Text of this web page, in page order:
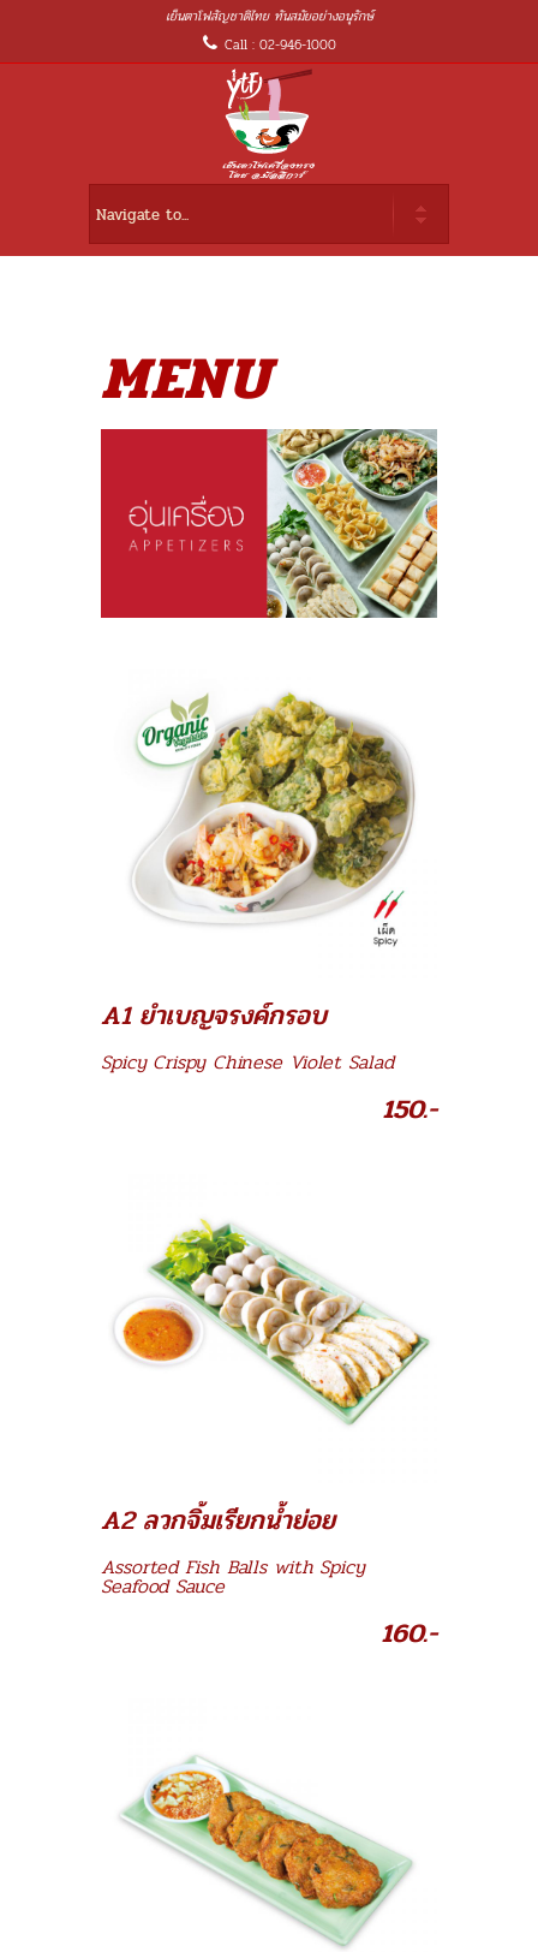
เย็นตาโฟสัญชาติไทย ทันสมัยอย่างอนุรักษ์
Call : 02-946-1000
MENU
A1 ยำเบญจรงค์กรอบ
Spicy Crispy Chinese Violet Salad
150.-
A2 ลวกจิ้มเรียกน้ำย่อย
Assorted Fish Balls with Spicy
Seafood Sauce
160.-